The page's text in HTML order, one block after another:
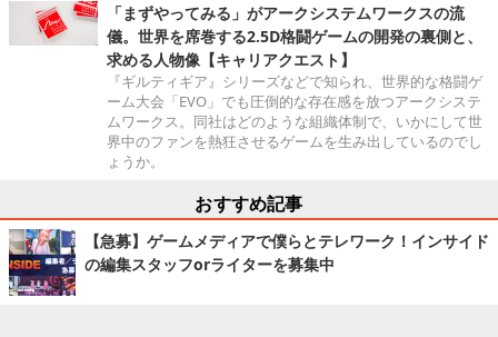
「まずやってみる」がアークシステムワークスの流
儀。世界を席巻する2.5D格闘ゲームの開発の裏側と、
求める人物像【キャリアクエスト】
『ギルティギア』シリーズなどで知られ、世界的な格闘ゲ
ーム大会「EVO」でも圧倒的な存在感を放つアークシステ
ムワークス。同社はどのような組織体制で、いかにして世
界中のファンを熱狂させるゲームを生み出しているのでし
ょうか。
おすすめ記事
【急募】ゲームメディアで僕らとテレワーク！インサイド
の編集スタッフorライターを募集中